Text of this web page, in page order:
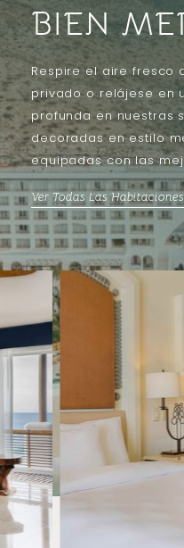
BIEN
Respire el aire fresco
privado o relájese en
profunda en nuestras
decoradas en estilo
equipadas con las
Ver Todas Las Habitaciones